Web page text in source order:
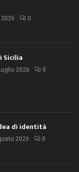
0
Sicilia
2026 0
di identità
2026 0